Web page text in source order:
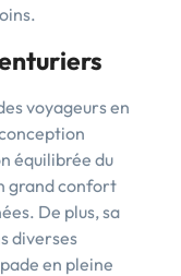
voyageurs en
équilibrée du
grand confort
De plus, sa
diverses
en pleine